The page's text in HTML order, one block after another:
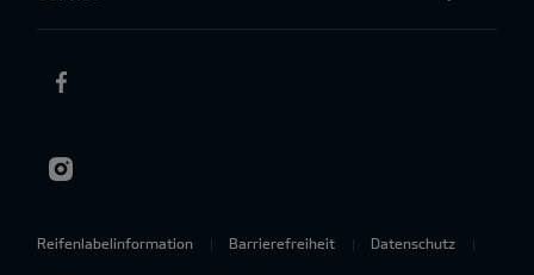
Reifenlabelinformation Barrierefreiheit Datenschutz